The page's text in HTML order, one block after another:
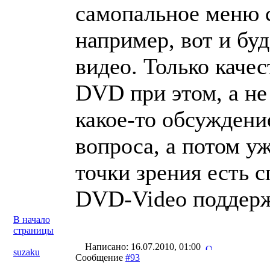
самопальное
например, вот и
видео. Только
DVD при этом, а
какое-то
вопроса, а потом
точки зрения есть
DVD-Video
В начало
страницы
suzaku
Написано: 16.07.2010, 01:00
Сообщение #93